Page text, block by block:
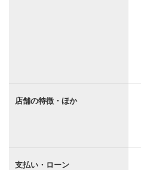
店舗の特徴・ほか
支払い・ローン